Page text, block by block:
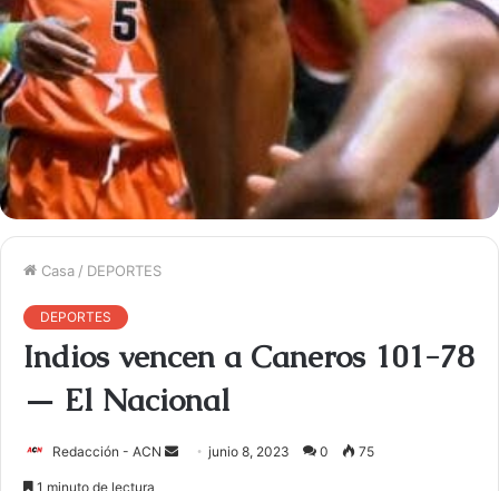
Casa / DEPORTES
DEPORTES
Indios vencen a Caneros 101-78
— El Nacional
Redacción - ACN junio 8, 2023 0 75
1 minuto de lectura